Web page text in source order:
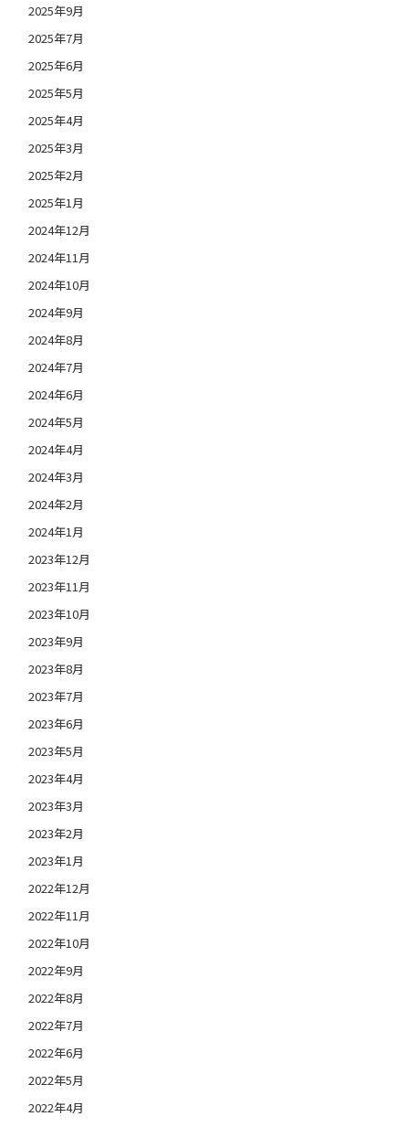
2025年9月
2025年7月
2025年6月
2025年5月
2025年4月
2025年3月
2025年2月
2025年1月
2024年12月
2024年11月
2024年10月
2024年9月
2024年8月
2024年7月
2024年6月
2024年5月
2024年4月
2024年3月
2024年2月
2024年1月
2023年12月
2023年11月
2023年10月
2023年9月
2023年8月
2023年7月
2023年6月
2023年5月
2023年4月
2023年3月
2023年2月
2023年1月
2022年12月
2022年11月
2022年10月
2022年9月
2022年8月
2022年7月
2022年6月
2022年5月
2022年4月